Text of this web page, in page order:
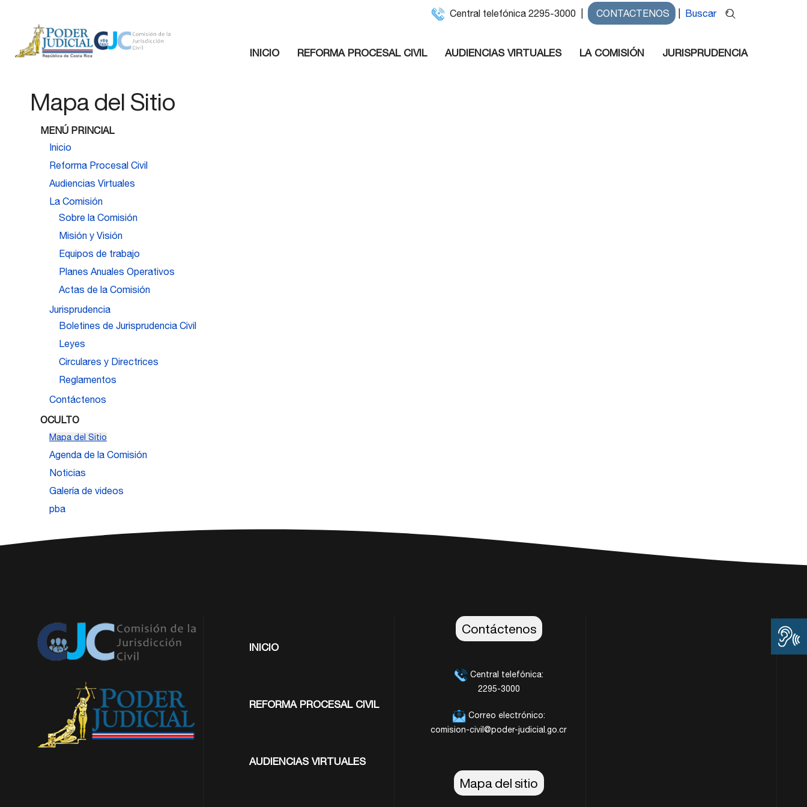
Central telefónica 2295-3000| CONTACTENOS | Buscar
Inicio Reforma Procesal Civil Audiencias Virtuales La Comisión Jurisprudencia
Mapa del Sitio
MENÚ PRINCIAL
Inicio
Reforma Procesal Civil
Audiencias Virtuales
La Comisión
Sobre la Comisión
Misión y Visión
Equipos de trabajo
Planes Anuales Operativos
Actas de la Comisión
Jurisprudencia
Boletines de Jurisprudencia Civil
Leyes
Circulares y Directrices
Reglamentos
Contáctenos
OCULTO
Mapa del Sitio
Agenda de la Comisión
Noticias
Galería de videos
pba
Inicio
Reforma Procesal Civil
Audiencias Virtuales
Contáctenos
Central telefónica:
2295-3000
Correo electrónico:
comision-civil@poder-judicial.go.cr
Mapa del sitio